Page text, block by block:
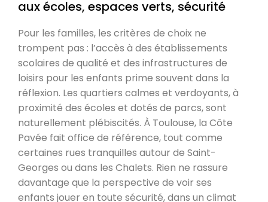
aux écoles, espaces verts, sécurité
Pour les familles, les critères de choix ne
trompent pas : l’accès à des établissements
scolaires de qualité et des infrastructures de
loisirs pour les enfants prime souvent dans la
réflexion. Les quartiers calmes et verdoyants, à
proximité des écoles et dotés de parcs, sont
naturellement plébiscités. À Toulouse, la Côte
Pavée fait office de référence, tout comme
certaines rues tranquilles autour de Saint-
Georges ou dans les Chalets. Rien ne rassure
davantage que la perspective de voir ses
enfants jouer en toute sécurité, dans un climat